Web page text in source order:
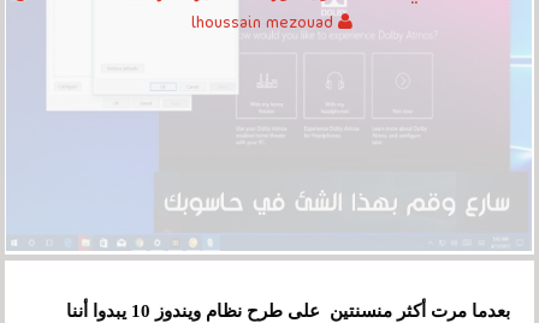
بعدما مرت أكثر منسنتين على طرح نظام ويندوز 10 يبدوا أننا